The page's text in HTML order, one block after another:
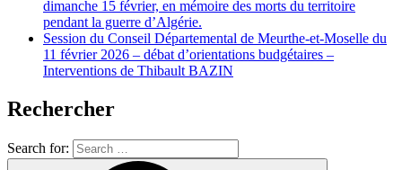
dimanche 15 février, en mémoire des morts du territoire
pendant la guerre d’Algérie.
Session du Conseil Départemental de Meurthe-et-Moselle du
11 février 2026 – débat d’orientations budgétaires –
Interventions de Thibault BAZIN
Rechercher
Search for: